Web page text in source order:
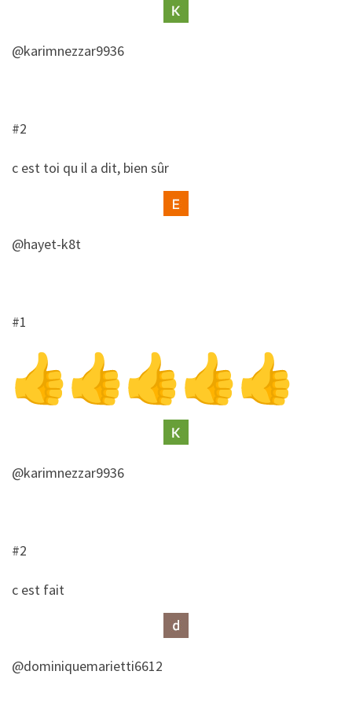
@karimnezzar9936
#2
​c est toi qu il a dit, bien sûr
@hayet-k8t
#1
@karimnezzar9936
#2
​c est fait
@dominiquemarietti6612